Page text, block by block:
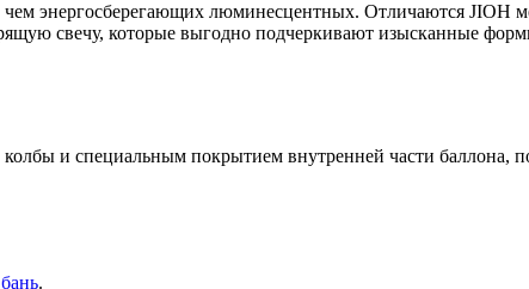
чем энергосберегающих люминесцентных. Отличаются JIOH
свечу, которые выгодно подчеркивают изысканные
и специальным покрытием внутренней части баллона,
.